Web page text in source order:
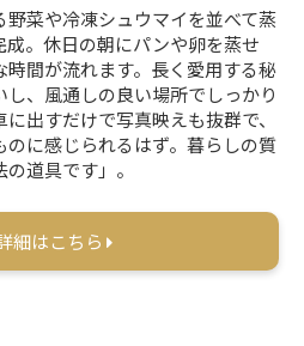
野菜や冷凍シュウマイを並べて蒸
。休日の朝にパンや卵を蒸せ
間が流れます。長く愛用する秘
、風通しの良い場所でしっかり
出すだけで写真映えも抜群で、
のに感じられるはず。暮らしの質
道具です」。
細はこちら